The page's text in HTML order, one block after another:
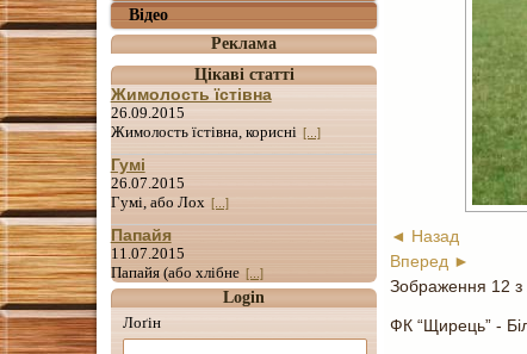
Відео
Реклама
Цікаві статті
Жимолость їстівна
26.09.2015
Жимолость їстівна, корисні [...]
Гумі
26.07.2015
Гумі, або Лох [...]
Папайя
11.07.2015
Папайя (або хлібне [...]
Login
Лоґін
◄ Назад
Вперед ►
Зображення 12 з
ФК “Щирець” -